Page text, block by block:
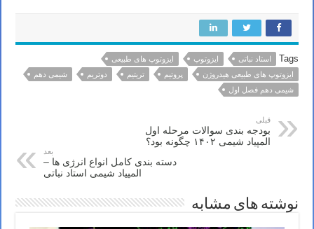
Tags استاد نباتی ایزوتوپ
ایزوتوپ های طبیعی
ایزوتوپ های طبیعی هیدروژن
پروتیم تریتیم دوتریم
شیمی دهم
شیمی دهم فصل اول
قبلی
بودجه بندی سوالات مرحله اول
المپیاد شیمی ۱۴۰۲ چگونه بود؟
بعد
دسته بندی کامل انواع انرژی ها –
المپیاد شیمی استاد نباتی
نوشته های مشابه